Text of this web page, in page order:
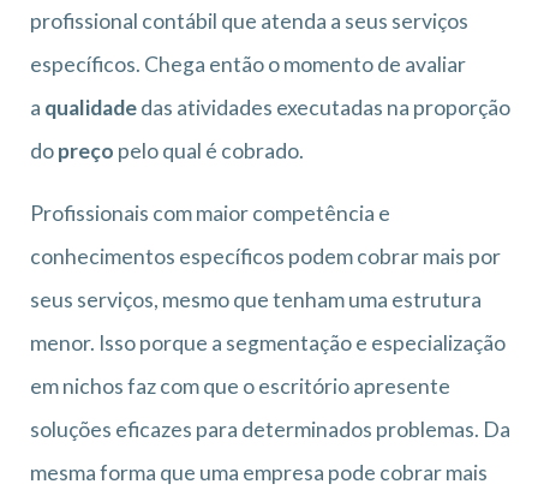
profissional contábil que atenda a seus serviços
específicos. Chega então o momento de avaliar
a qualidadedas atividades executadas na proporção
dopreço pelo qual é cobrado.
Profissionais com maior competência e
conhecimentos específicos podem cobrar mais por
seus serviços, mesmo que tenham uma estrutura
menor. Isso porque a segmentação e especialização
em nichos faz com que o escritório apresente
soluções eficazes para determinados problemas. Da
mesma forma que uma empresa pode cobrar mais